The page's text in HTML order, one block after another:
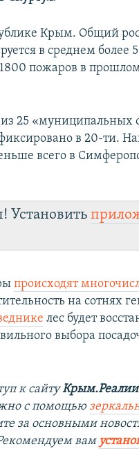
Крым. Общий
в среднем более
пожаров в
25 «муниципальных
в 20-ти.
всего в
Установить
происходят
на сотнях
лес будет
выбора
к сайтуКрым.Реалии
с помощью
за основными
вам